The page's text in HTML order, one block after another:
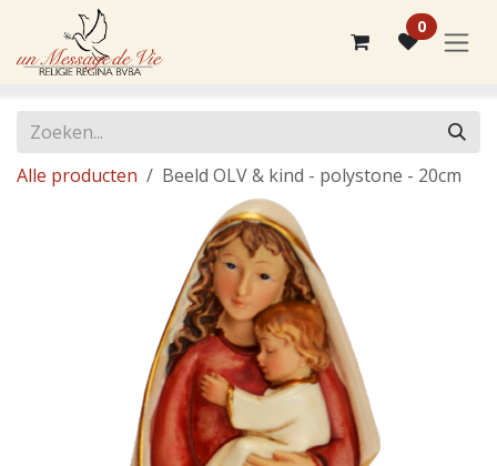
Overslaan naar inhoud
0
Alle producten Beeld OLV & kind - polystone - 20cm